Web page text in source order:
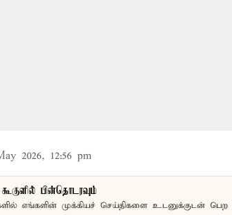
2026, 12:56 pm
பின்தொடரவும்
எங்களின் முக்கியச் செய்திகளை உடனுக்குடன் பெற